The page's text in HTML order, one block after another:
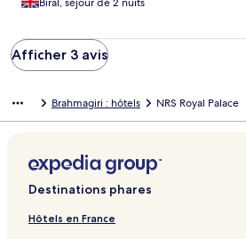
Biral, séjour de 2 nuits
Afficher 3 avis
Brahmagiri : hôtels NRS Royal Palace
Destinations phares
Hôtels en France